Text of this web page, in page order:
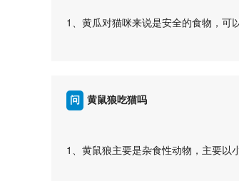
应及时停止喂食并就医。
1、黄瓜对猫咪来说是安全的食物，可
4、如果猫咪对黄瓜产生过敏反应，如
黄瓜可以作为猫咪的偶尔零食，但不
...
问 黄鼠狼吃猫吗
1、黄鼠狼主要是杂食性动物，主要以
2、黄鼠狼与猫类动物在生态环境中